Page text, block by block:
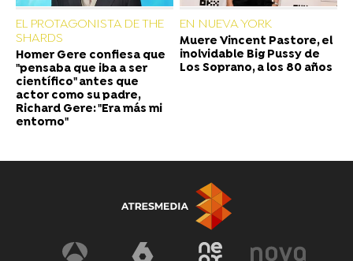
EL PROTAGONISTA DE THE
SHARDS
Homer Gere confiesa que
"pensaba que iba a ser
científico" antes que
actor como su padre,
Richard Gere: "Era más mi
entorno"
EN NUEVA YORK
Muere Vincent Pastore, el
inolvidable Big Pussy de
Los Soprano, a los 80 años